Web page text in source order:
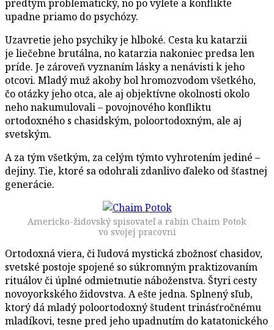
predtým problematický, no po výlete a konflikte
upadne priamo do psychózy.
Uzavretie jeho psychiky je hlboké. Cesta ku katarzii
je liečebne brutálna, no katarzia nakoniec predsa len
príde. Je zároveň vyznaním lásky a nenávisti k jeho
otcovi. Mladý muž akoby bol hromozvodom všetkého,
čo otázky jeho otca, ale aj objektívne okolnosti okolo
neho nakumulovali – povojnového konfliktu
ortodoxného s chasidským, poloortodoxným, ale aj
svetským.
A za tým všetkým, za celým týmto vyhrotením jediné –
dejiny. Tie, ktoré sa odohrali zdanlivo ďaleko od šťastnej
generácie.
Americko-židovský spisovateľ a rabín Chaim Potok
vo svojej pracovni
Ortodoxná viera, či ľudová mystická zbožnosť chasidov,
svetské postoje spojené so súkromným praktizovaním
rituálov či úplné odmietnutie náboženstva. Štyri cesty
novoyorkského židovstva. A ešte jedna. Splnený sľub,
ktorý dá mladý poloortodoxný študent trinásťročnému
mladíkovi, tesne pred jeho upadnutím do katatonického